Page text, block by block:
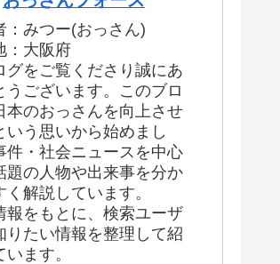
：みつー(おっさん)
：大阪府
グをご覧くださり誠にあ
うございます。このブロ
本のおっさんを向上させ
いう思いから始めまし
件・社会ニュースを中心
題の人物や出来事を分か
く解説しています。
報をもとに、検索ユーザ
りたい情報を整理して紹
ます。